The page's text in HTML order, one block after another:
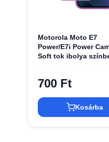
Motorola Moto E7
Power/E7i Power
Soft tok ibolya
700 Ft
Kosárba